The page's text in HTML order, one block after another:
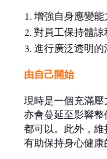
增強自身應變能
對員工保持體
進行廣泛透明的
由自己開始
現時是一個充滿
亦會蔓延至影響
都可以。此外，
有助保持身心健康